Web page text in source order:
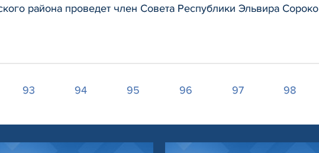
района проведет член Совета Республики Эльвира Сороко
93 94 95 96 97 98